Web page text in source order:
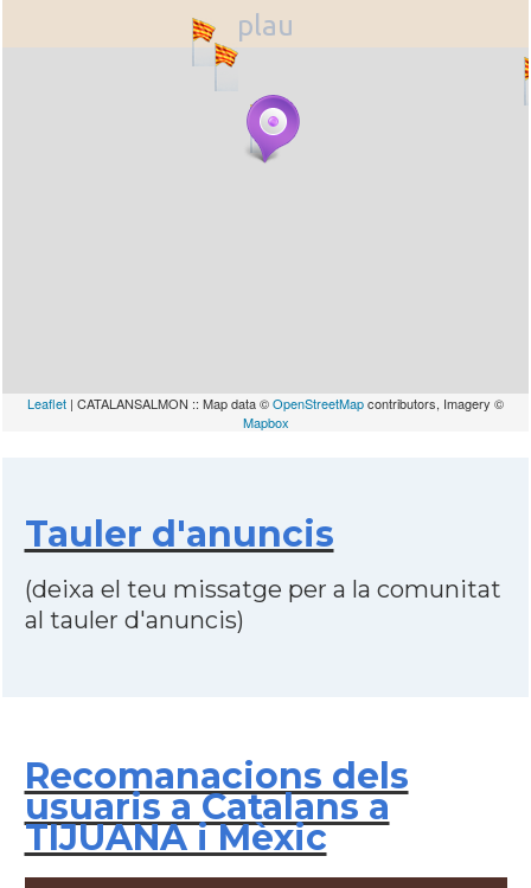
plau
Leaflet | CATALANSALMON :: Map data ©OpenStreetMapcontributors, Imagery ©
Mapbox
Tauler d'anuncis
(deixa el teu missatge per a la comunitat
al tauler d'anuncis)
Recomanacions dels
usuaris a Catalans a
TIJUANA i Mèxic